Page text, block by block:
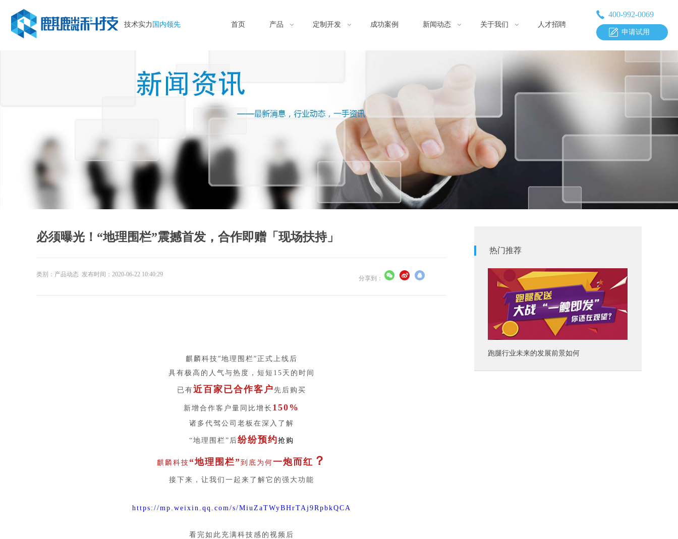
技术实力 国内领先 首页 产品 定制开发 成功案例 新闻动态 关于我们 人才招聘
400-992-0069
申请试用
必须曝光！“地理围栏”震撼首发，合作即赠「现场扶持」
类别：产品动态 发布时间：2020-06-22 10:40:29
分享到：
麒麟科技“地理围栏”正式上线后
具有极高的人气与热度，短短15天的时间
已有近百家已合作客户 先后购买
新增合作客户量同比增长 150%
诸多代驾公司老板在深入了解
“地理围栏”后纷纷预约抢购
麒麟科技 “地理围栏”到底 为何一炮而红 ？
接下来，让我们一起来了解它的强大功能
https://mp.weixin.qq.com/s/MiuZaTWyBHrTAj9RpbkQCA
看完如此充满科技感的视频后
热门推荐
跑腿行业未来的发展前景如何